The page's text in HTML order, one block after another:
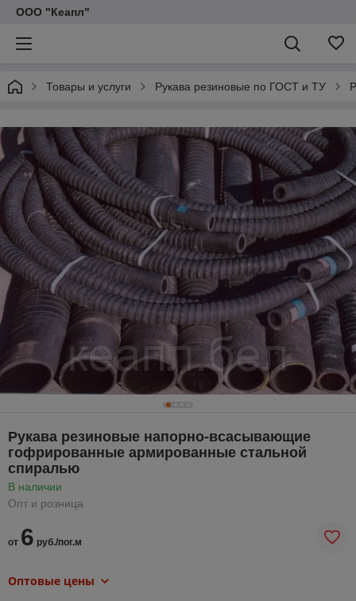
ООО "Кеапл"
Товары и услуги Рукава резиновые по ГОСТ и ТУ
Рукава резиновые напорно-всасывающие
гофрированные армированные стальной
спиралью
В наличии
Опт и розница
от 6 руб./пог.м
Оптовые цены